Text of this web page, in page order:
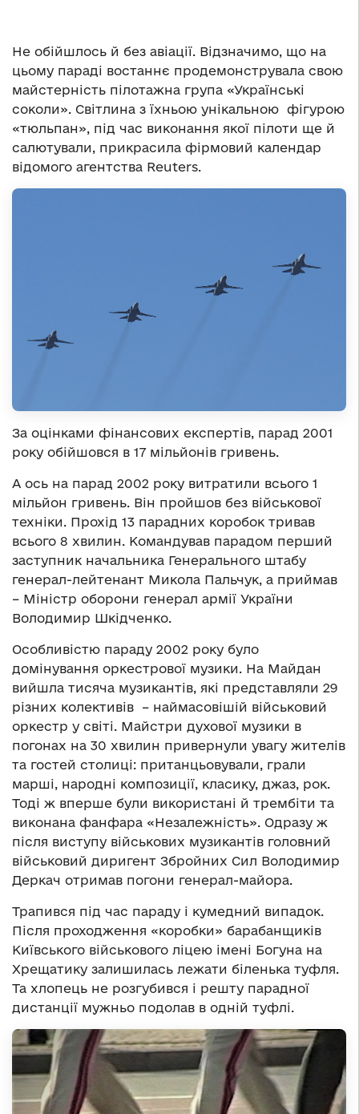
Не обійшлось й без авіації. Відзначимо, що на
цьому параді востаннє продемонструвала свою
майстерність пілотажна група «Українські
соколи». Світлина з їхньою унікальною фігурою
«тюльпан», під час виконання якої пілоти ще й
салютували, прикрасила фірмовий календар
відомого агентства Reuters.
За оцінками фінансових експертів, парад 2001
року обійшовся в 17 мільйонів гривень.
А ось на парад 2002 року витратили всього 1
мільйон гривень. Він пройшов без військової
техніки. Прохід 13 парадних коробок тривав
всього 8 хвилин. Командував парадом перший
заступник начальника Генерального штабу
генерал-лейтенант Микола Пальчук, а приймав
– Міністр оборони генерал армії України
Володимир Шкідченко.
Особливістю параду 2002 року було
домінування оркестрової музики. На Майдан
вийшла тисяча музикантів, які представляли 29
різних колективів – наймасовішій військовий
оркестр у світі. Майстри духової музики в
погонах на 30 хвилин привернули увагу жителів
та гостей столиці: пританцьовували, грали
марші, народні композиції, класику, джаз, рок.
Тоді ж вперше були використані й трембіти та
виконана фанфара «Незалежність». Одразу ж
після виступу військових музикантів головний
військовий диригент Збройних Сил Володимир
Деркач отримав погони генерал-майора.
Трапився під час параду і кумедний випадок.
Після проходження «коробки» барабанщиків
Київського військового ліцею імені Богуна на
Хрещатику залишилась лежати біленька туфля.
Та хлопець не розгубився і решту парадної
дистанції мужньо подолав в одній туфлі.